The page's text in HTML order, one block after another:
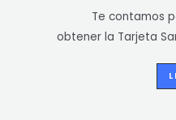
Te contamos
obtener la Tarjeta